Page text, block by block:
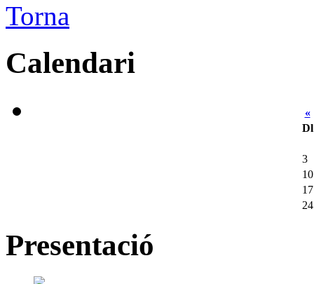
Torna
Calendari
«
Dl
3
10
17
24
Presentació